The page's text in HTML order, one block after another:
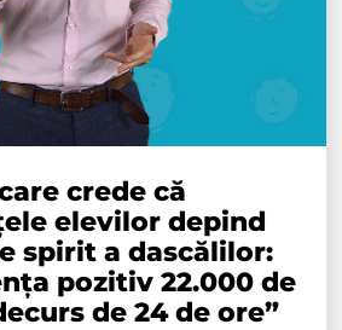
crede că
elevilor depind
spirit a dascălilor:
pozitiv 22.000 de
de 24 de ore”